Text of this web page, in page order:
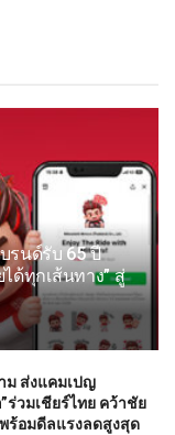
รนด์รับ 65 ปี
ด้ทุกเส้นทาง” สู่
ม ส่งแคมเปญ
ร่วมเชียร์ไทย คว้าชัย
พร้อมดีลแรงลดสูงสุด